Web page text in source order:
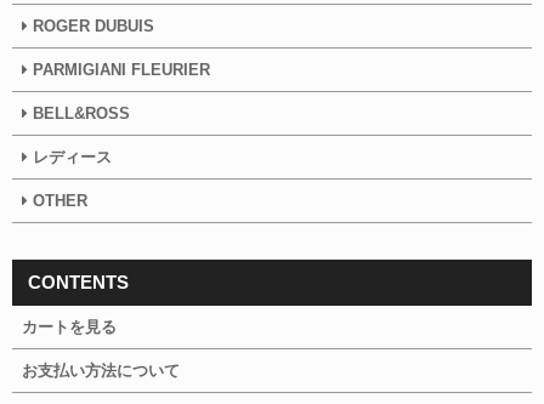
ROGER DUBUIS
PARMIGIANI FLEURIER
BELL&ROSS
レディース
OTHER
CONTENTS
カートを見る
お支払い方法について